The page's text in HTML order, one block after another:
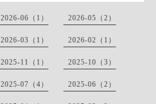
2026-06（1） 2026-05（2）
2026-03（1） 2026-02（1）
2025-11（1） 2025-10（3）
2025-07（4） 2025-06（2）